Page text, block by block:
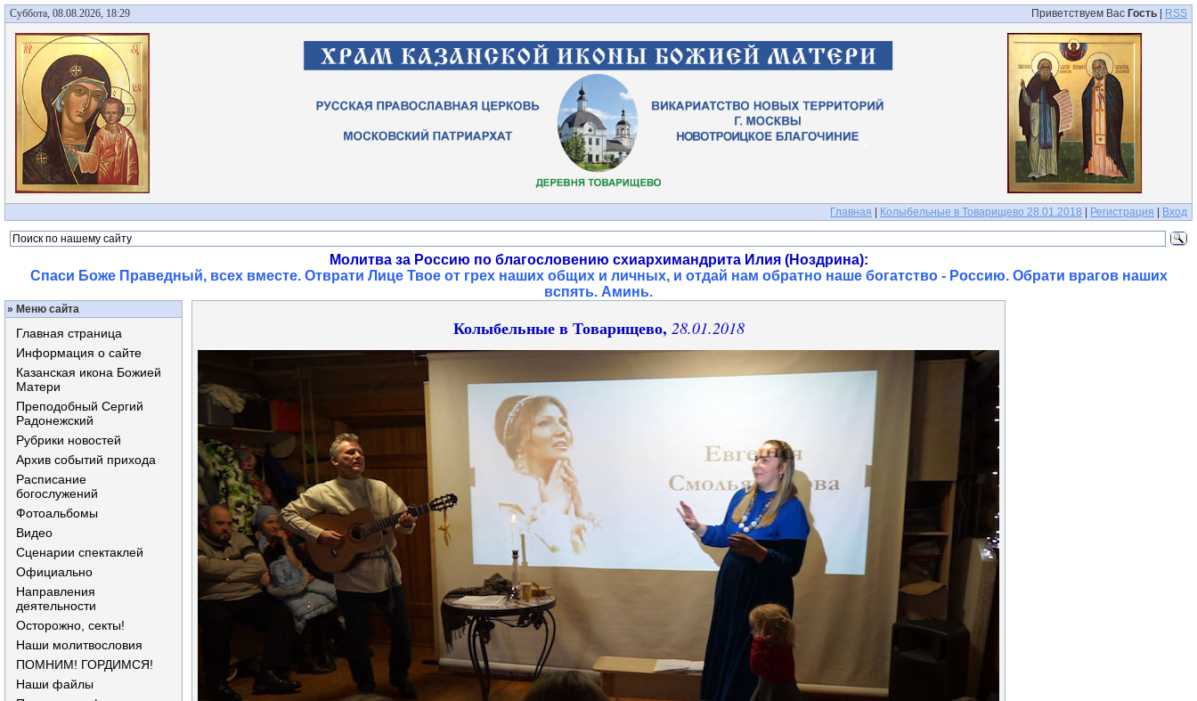
Суббота, 08.08.2026, 18:29 Приветствуем Вас Гость RSS
Главная Колыбельные в Товарищево 28.01.2018 Регистрация Вход
Молитва за Россию по благословению схиархимандрита Илия (Ноздрина):
Спаси Боже Праведный, всех вместе. Отврати Лице Твое от грех наших общих и личных, и отдай нам обратно наше богатство - Россию. Обрати врагов наших
вспять. Аминь.
» Меню сайта
Главная страница
Информация о сайте
Казанская икона Божией
Матери
Преподобный Сергий
Радонежский
Рубрики новостей
Архив событий прихода
Расписание
богослужений
Фотоальбомы
Видео
Сценарии спектаклей
Официально
Направления
деятельности
Осторожно, секты!
Наши молитвословия
ПОМНИМ! ГОРДИМСЯ!
Наши файлы
Колыбельные в Товарищево, 28.01.2018